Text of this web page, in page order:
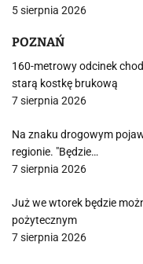
5 sierpnia 2026
POZNAŃ
160-metrowy odcinek
starą kostkę brukową
7 sierpnia 2026
Na znaku drogowym
regionie. "Będzie…
7 sierpnia 2026
Już we wtorek będzie
pożytecznym
7 sierpnia 2026